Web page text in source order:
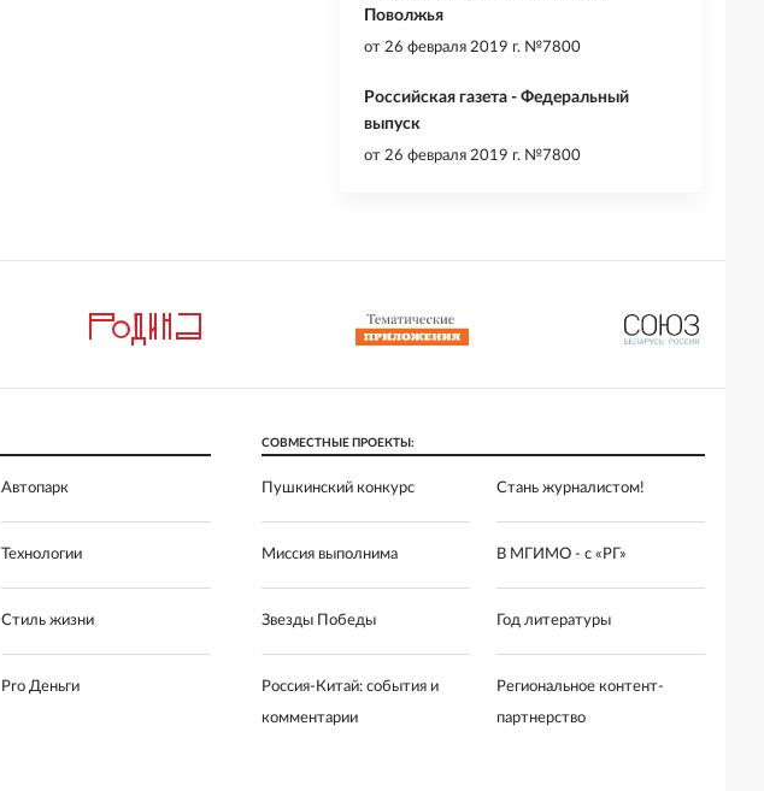
Поволжья
от 26 февраля 2019 г. №7800
Российская газета - Федеральный
выпуск
от 26 февраля 2019 г. №7800
Автопарк
Технологии
Стиль жизни
Pro Деньги
СОВМЕСТНЫЕ ПРОЕКТЫ:
Пушкинский конкурс Стань журналистом!
Миссия выполнима В МГИМО - с «РГ»
Звезды Победы Год литературы
Россия-Китай: события и
комментарии
Региональное контент-
партнерство